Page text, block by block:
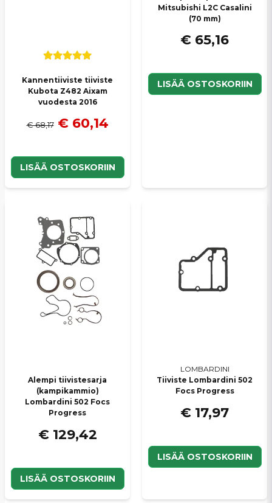
Kannentiiviste tiiviste
Kubota Z482 Aixam
vuodesta 2016
€ 68,17 € 60,14
LISÄÄ OSTOSKORIIN
Mitsubishi L2C Casalini
(70 mm)
€ 65,16
LISÄÄ OSTOSKORIIN
Alempi tiivistesarja
(kampikammio)
Lombardini 502 Focs
Progress
€ 129,42
LISÄÄ OSTOSKORIIN
LOMBARDINI
Tiiviste Lombardini 502
Focs Progress
€ 17,97
LISÄÄ OSTOSKORIIN